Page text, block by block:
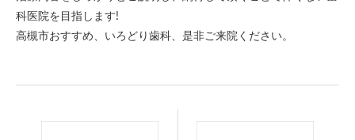
科医院を目指します!
高槻市おすすめ、いろどり歯科、是非ご来院ください。